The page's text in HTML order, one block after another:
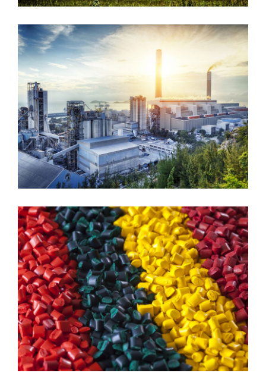
ژوئن 6, 2016 پشتیبانی
ژوئن 6, 2016 پشتیبانی